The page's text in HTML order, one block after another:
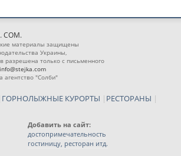
COM.
материалы защищены
Украины,
разрешена только с письменного
info@stejka.com
агентство "Солби"
ГОРНОЛЫЖНЫЕ КУРОРТЫ | РЕСТОРАНЫ |
Добавить на сайт:
достопримечательность
гостиницу, ресторан итд.